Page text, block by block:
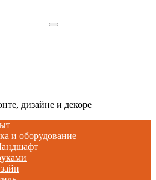
дизайне и декоре
и оборудование